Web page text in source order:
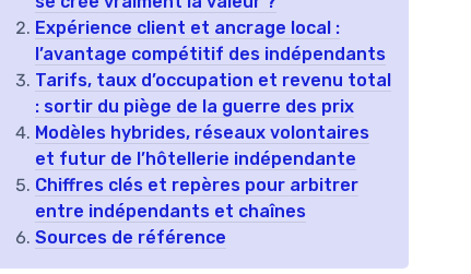
Expérience client et ancrage local :
l’avantage compétitif des indépendants
Tarifs, taux d’occupation et revenu total
: sortir du piège de la guerre des prix
Modèles hybrides, réseaux volontaires
et futur de l’hôtellerie indépendante
Chiffres clés et repères pour arbitrer
entre indépendants et chaînes
Sources de référence